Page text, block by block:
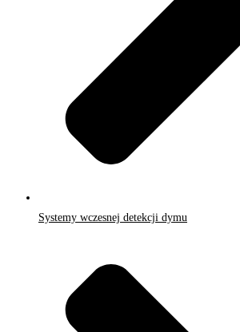
Systemy wczesnej detekcji dymu​